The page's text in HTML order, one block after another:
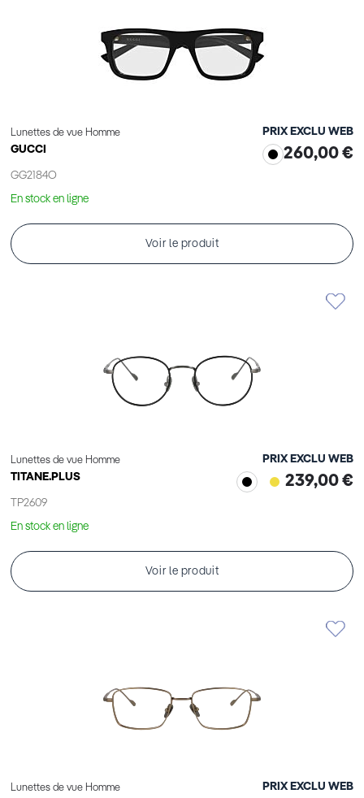
Lunettes de vue Homme
GUCCI
GG2184O
PRIX EXCLU WEB
260,00 €
En stock en ligne
Voir le produit
Lunettes de vue Homme
TITANE.PLUS
TP2609
PRIX EXCLU WEB
239,00 €
En stock en ligne
Voir le produit
Lunettes de vue Homme PRIX EXCLU WEB